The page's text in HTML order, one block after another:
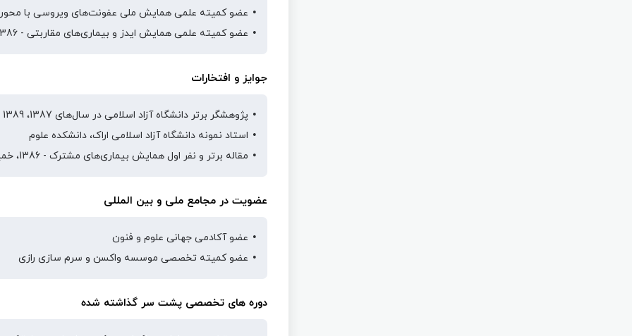
عضو کميته علمی همايش ملی عفونت‌های ويروسی با محوريت آنفلوانزا -
عضو کميته علمی همايش ايدز و بيماری‌های مقاربتی - 1386، خمين
جوایز و افتخارات
پژوهشگر برتر دانشگاه آزاد اسلامی در سال‌های 1387، 1389 و 1390
استاد نمونه دانشگاه آزاد اسلامی اراک، دانشکده علوم
مقاله برتر و نفر اول همايش بيماری‌های مشترک - 1386، خمين
عضویت در مجامع ملی و بین المللی
عضو آکادمی جهانی علوم و فنون
عضو کميته تخصصی موسسه واکسن و سرم سازی رازی
دوره های تخصصی پشت سر گذاشته شده